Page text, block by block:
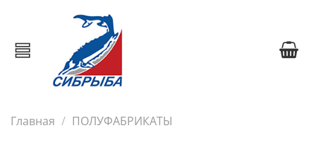
Главная ПОЛУФАБРИКАТЫ